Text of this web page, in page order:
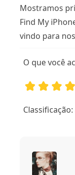
Mostramos
Find My
vindo para
O que você